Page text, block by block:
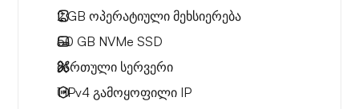
2 GB ოპერატიული მეხსიერება
50 GB NVMe SSD
მართული სერვერი
1 IPv4 გამოყოფილი IP